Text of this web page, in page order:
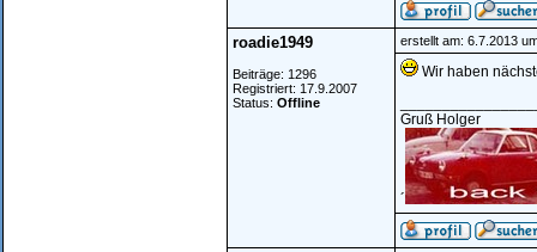
roadie1949
Beiträge: 1296
Registriert: 17.9.2007
Status: Offline
erstellt am: 6.7.2013
Wir haben
Gruß Holger
´